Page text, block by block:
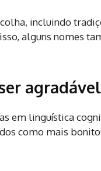
incluindo
alguns nomes
em linguística
como mais